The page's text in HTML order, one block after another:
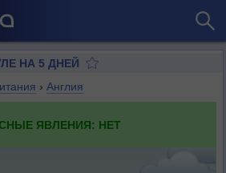
НА 5 ДНЕЙ
› Англия
ЯВЛЕНИЯ: НЕТ